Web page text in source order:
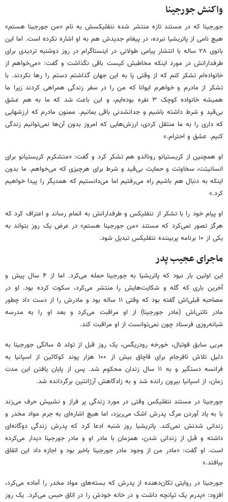
واکنش جورجینا
جورجینا که در مستند تازه منتشر شده نتفلیکسش به نام «من جورجینا هستم»
هیچ نامی از پاتریشیا نبرده، در پیغام جدیدش هم به او اشاره نکرده است. اما این
بانوی ۲۸ ساله با انتشار پیامی طولانی در اینستاگرام در روز دوشنبه تردیدی برای
طرفدارانش در مورد اینکه مخاطبش کیست باقی نگذاشت و گفت: «می‌خواهم از
خانواده‌ام تشکر کنم که از وقتی پا به این جهان گذاشتم دستم را رها نکردند. با
تشکر از مادرم و خواهرم ایوانا که من را در سفر زندگی همراهی کردند زیرا ما
همیشه خانواده کوچک ۳ نفره بوده‌ایم، و این باعث شد که ما به هم عشق
بی‌قید و شرط داشته باشیم و جدانشدنی باقی بمانیم. ممنون مادرم که ارزشهایی
که داری را به ما منتقل کردی، ارزش‌هایی که امروز بدون آن‌ها نمی‌توانیم زندگی
کنیم. عشق و احترام.»
او همچنین از کریستیانو رونالدو هم تشکر کرد و گفت: «متشکرم کریستیانو برای
انسانیتت، سخاوتت و حمایت بی‌قید و شرط برای هرچیزی که می‌خواهم. ما بدون
اینکه به دنبال هم باشیم راه می‌رفتیم اما می‌دانستیم که همدیگر را پیدا خواهیم
کرد.»
او پیام خود را با تشکر از نتفلیکس و طرفدارانش به اتمام رساند و اعتراف کرد که
هرگز تصور نمی‌کرد که مستند «من جورجینا هستم» در عرض یک روز بتواند به
یکی از ۱۰ برنامه پربیننده نتفلیکس تبدیل شود.
ماجرای عجیب پدر
این اولین بار نبود که پاتریشیا به جورجینا حمله می‌کرد. اما از ۴ سال پیش و
آخرین باری که گله و شکایت‌هایش را منتشر می‌کرد، سکوت کرده بود. او در
مصاحبه قبلی‌اش گفته بود که وقتی ۱۱ ساله بود و مادرش را از دست داد چطور
مادر ناتنی‌اش (مادر جورجینا) از او مراقبت می‌کرد و بعد او را به مدرسه
شبانه‌روزی فرستاد چون نمی‌توانست از او مراقبت کند.
مربی سابق فوتبال، خورخه رودریگس، یک روز قبل از تولد ۵ سالگی جورجینا به
دلیل تلاش نافرجام برای قاچاق بیش از ۱۰۰ هزار پوند کوکائین از اسپانیا به
فرانسه دستگیر و به ۱۱ سال زندان محکوم شد. پس از پایان یافتن این مدت
زمان، از اسپانیا بیرون رانده شد و به زادگاهش آرژانتین برگردانده شد.
جورجینا در مستند نتفلیکس وقتی در مورد زندگی پر فراز و نشیبش حرف می‌زند
با به یاد آوردن مرگ پدرش اشک می‌ریزد، اما هیچ اشاره‌ای به جرم مواد مخدر و
زندانی شدنش نمی‌کند. پاتریشیا روز شنبه ادعا کرد که پدرش زندگی دوگانه‌ای
داشته و قبل از زندانی شدن، همزمان با مادر او و مادر جورجینا دیدار می‌کرده
است. او گفت: «مادر من از وجود مادر جورجینا باخبر بود و اجازه داد این اتفاق
بیافتد.»
جورجینا در روایتی تکان‌دهنده از پدرش که بسته‌های مواد مخدر را آماده می‌کرد،
افزود: «پدرم یک تپانچه داشت و در خانه خودش را در اتاق حبس می‌کرد. یک روز